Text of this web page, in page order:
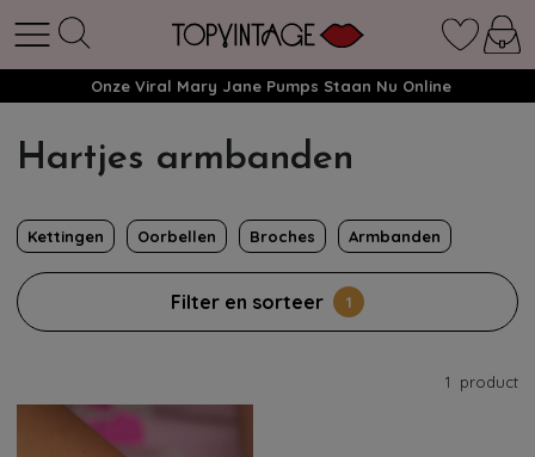
Onze Viral Mary Jane Pumps Staan Nu Online
Hartjes armbanden
Kettingen Oorbellen Broches Armbanden
Filter en sorteer 1
1 product